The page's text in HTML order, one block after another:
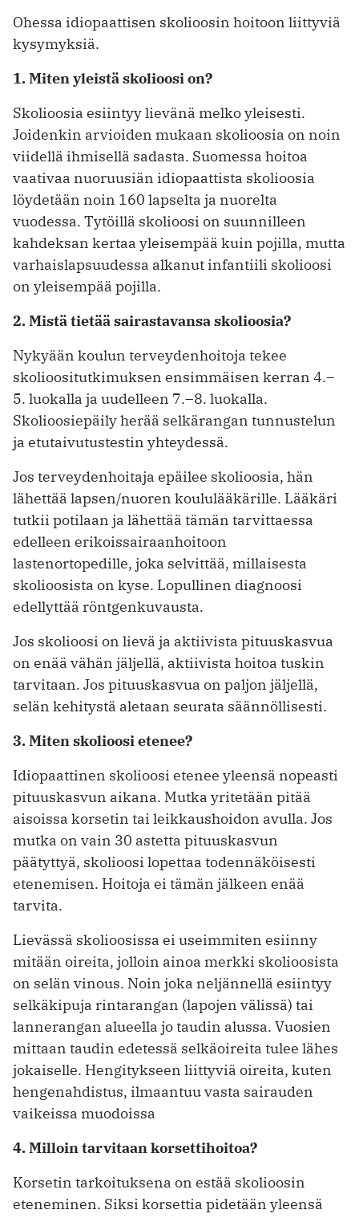
Ohessa idiopaattisen skolioosin hoitoon liittyviä
kysymyksiä.
1. Miten yleistä skolioosi on?
Skolioosia esiintyy lievänä melko yleisesti.
Joidenkin arvioiden mukaan skolioosia on noin
viidellä ihmisellä sadasta. Suomessa hoitoa
vaativaa nuoruusiän idiopaattista skolioosia
löydetään noin 160 lapselta ja nuorelta
vuodessa. Tytöillä skolioosi on suunnilleen
kahdeksan kertaa yleisempää kuin pojilla, mutta
varhaislapsuudessa alkanut infantiili skolioosi
on yleisempää pojilla.
2. Mistä tietää sairastavansa skolioosia?
Nykyään koulun terveydenhoitoja tekee
skolioositutkimuksen ensimmäisen kerran 4.–
5. luokalla ja uudelleen 7.–8. luokalla.
Skolioosiepäily herää selkärangan tunnustelun
ja etutaivutustestin yhteydessä.
Jos terveydenhoitaja epäilee skolioosia, hän
lähettää lapsen/nuoren koululääkärille. Lääkäri
tutkii potilaan ja lähettää tämän tarvittaessa
edelleen erikoissairaanhoitoon
lastenortopedille, joka selvittää, millaisesta
skolioosista on kyse. Lopullinen diagnoosi
edellyttää röntgenkuvausta.
Jos skolioosi on lievä ja aktiivista pituuskasvua
on enää vähän jäljellä, aktiivista hoitoa tuskin
tarvitaan. Jos pituuskasvua on paljon jäljellä,
selän kehitystä aletaan seurata säännöllisesti.
3. Miten skolioosi etenee?
Idiopaattinen skolioosi etenee yleensä nopeasti
pituuskasvun aikana. Mutka yritetään pitää
aisoissa korsetin tai leikkaushoidon avulla. Jos
mutka on vain 30 astetta pituuskasvun
päätyttyä, skolioosi lopettaa todennäköisesti
etenemisen. Hoitoja ei tämän jälkeen enää
tarvita.
Lievässä skolioosissa ei useimmiten esiinny
mitään oireita, jolloin ainoa merkki skolioosista
on selän vinous. Noin joka neljännellä esiintyy
selkäkipuja rintarangan (lapojen välissä) tai
lannerangan alueella jo taudin alussa. Vuosien
mittaan taudin edetessä selkäoireita tulee lähes
jokaiselle. Hengitykseen liittyviä oireita, kuten
hengenahdistus, ilmaantuu vasta sairauden
vaikeissa muodoissa
4. Milloin tarvitaan korsettihoitoa?
Korsetin tarkoituksena on estää skolioosin
eteneminen. Siksi korsettia pidetään yleensä